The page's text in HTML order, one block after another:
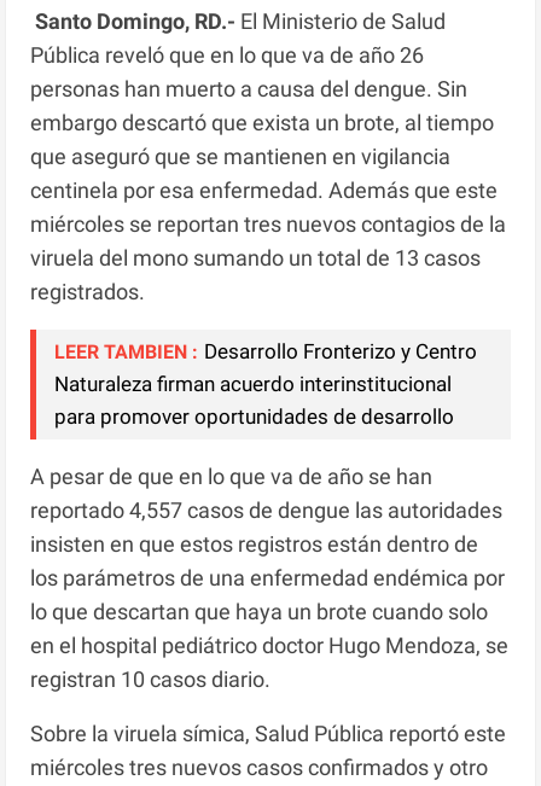
Santo Domingo, RD.- El Ministerio de Salud
Pública reveló que en lo que va de año 26
personas han muerto a causa del dengue. Sin
embargo descartó que exista un brote, al tiempo
que aseguró que se mantienen en vigilancia
centinela por esa enfermedad. Además que este
miércoles se reportan tres nuevos contagios de la
viruela del mono sumando un total de 13 casos
registrados.
LEER TAMBIEN : Desarrollo Fronterizo y Centro
Naturaleza firman acuerdo interinstitucional
para promover oportunidades de desarrollo
A pesar de que en lo que va de año se han
reportado 4,557 casos de dengue las autoridades
insisten en que estos registros están dentro de
los parámetros de una enfermedad endémica por
lo que descartan que haya un brote cuando solo
en el hospital pediátrico doctor Hugo Mendoza, se
registran 10 casos diario.
Sobre la viruela símica, Salud Pública reportó este
miércoles tres nuevos casos confirmados y otro